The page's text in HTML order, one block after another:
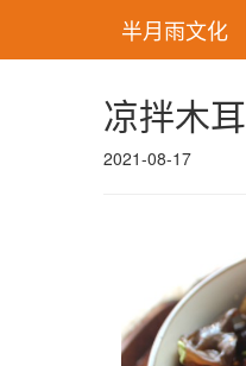
半月雨文化
凉拌木耳
2021-08-17